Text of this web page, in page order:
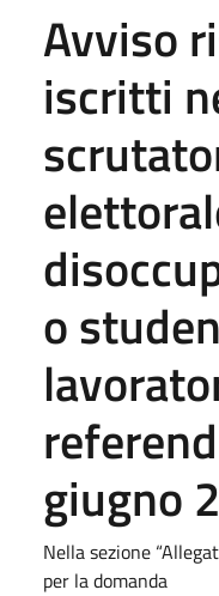
Avviso
iscritti
o
giugno
Nella sezione
per la domanda